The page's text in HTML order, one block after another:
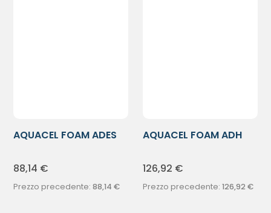
AQUACEL FOAM ADES
88,14 €
Prezzo precedente:88,14 €
AQUACEL FOAM ADH
126,92 €
Prezzo precedente: 126,92 €